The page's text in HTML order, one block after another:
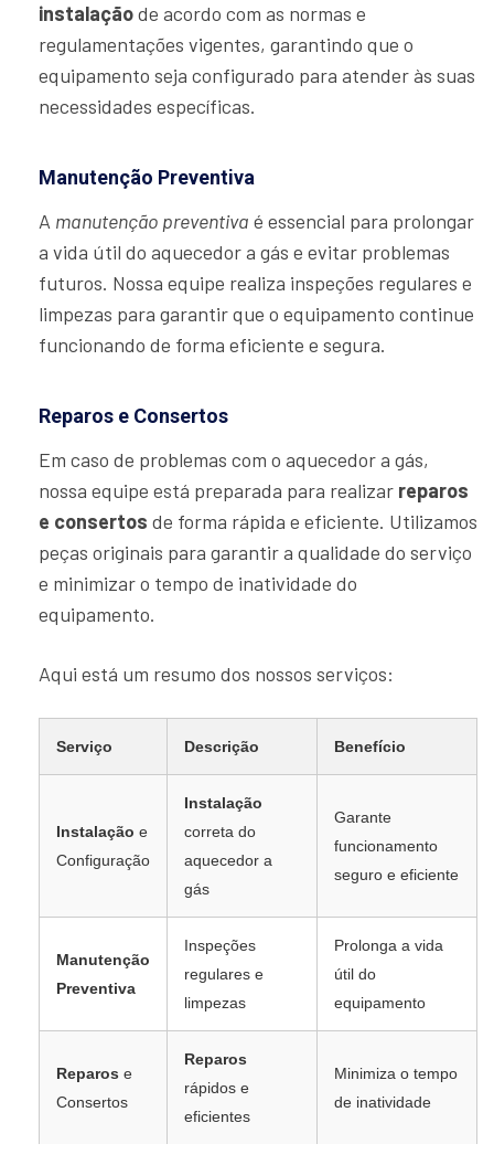
instalaçãode acordo com as normas e
regulamentações vigentes, garantindo que o
equipamento seja configurado para atender às suas
necessidades específicas.
Manutenção Preventiva
A manutenção preventiva é essencial para prolongar
a vida útil do aquecedor a gás e evitar problemas
futuros. Nossa equipe realiza inspeções regulares e
limpezas para garantir que o equipamento continue
funcionando de forma eficiente e segura.
Reparos e Consertos
Em caso de problemas com o aquecedor a gás,
nossa equipe está preparada para realizar reparos
e consertos de forma rápida e eficiente. Utilizamos
peças originais para garantir a qualidade do serviço
e minimizar o tempo de inatividade do
equipamento.
Aqui está um resumo dos nossos serviços:
Serviço Descrição Benefício
Instalação e
Configuração
Instalação
correta do
aquecedor a
gás
Garante
funcionamento
seguro e eficiente
Manutenção
Preventiva
Inspeções
regulares e
limpezas
Prolonga a vida
útil do
equipamento
Reparos e
Consertos
Reparos
rápidos e
eficientes
Minimiza o tempo
de inatividade